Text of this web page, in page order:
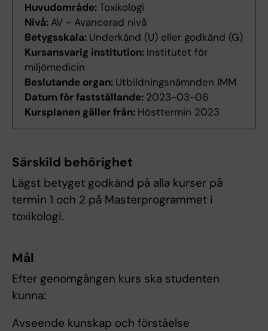
Huvudområde:Toxikologi
Nivå: AV - Avancerad nivå
Betygsskala: Underkänd (U) eller godkänd (G)
Kursansvarig institution: Institutet för
miljömedicin
Beslutande organ: Utbildningsnämnden IMM
Datum för fastställande: 2023-03-06
Kursplanen gäller från: Hösttermin 2023
Särskild behörighet
Lägst betyget godkänd på alla kurser på
termin 1 och 2 på Masterprogrammet i
toxikologi.
Mål
Efter genomgången kurs ska studenten
kunna:
Avseende kunskap och förståelse